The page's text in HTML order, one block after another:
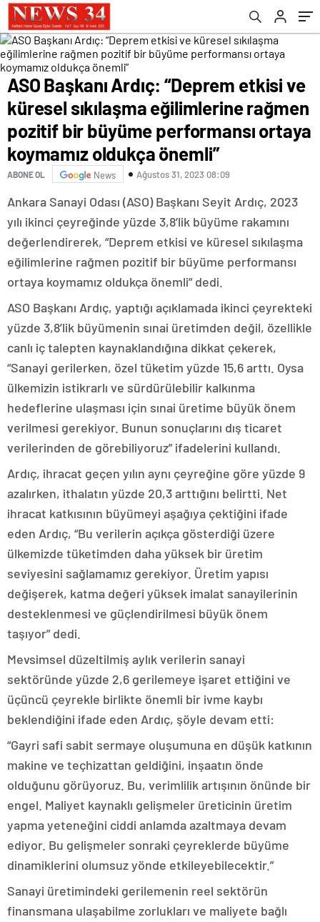
pozitif bir büyüme performansı ortaya
koymamız oldukça önemli”
ASO Başkanı Ardıç: “Deprem etkisi ve
küresel sıkılaşma eğilimlerine rağmen
pozitif bir büyüme performansı ortaya
koymamız oldukça önemli”
ABONE OL News Ağustos 31, 2023 08:09
Ankara Sanayi Odası (ASO) Başkanı Seyit Ardıç, 2023
yılı ikinci çeyreğinde yüzde 3,8’lik büyüme rakamını
değerlendirerek, “Deprem etkisi ve küresel sıkılaşma
eğilimlerine rağmen pozitif bir büyüme performansı
ortaya koymamız oldukça önemli” dedi.
ASO Başkanı Ardıç, yaptığı açıklamada ikinci çeyrekteki
yüzde 3,8’lik büyümenin sınai üretimden değil, özellikle
canlı iç talepten kaynaklandığına dikkat çekerek,
“Sanayi gerilerken, özel tüketim yüzde 15,6 arttı. Oysa
ülkemizin istikrarlı ve sürdürülebilir kalkınma
hedeflerine ulaşması için sınai üretime büyük önem
verilmesi gerekiyor. Bunun sonuçlarını dış ticaret
verilerinden de görebiliyoruz” ifadelerini kullandı.
Ardıç, ihracat geçen yılın aynı çeyreğine göre yüzde 9
azalırken, ithalatın yüzde 20,3 arttığını belirtti. Net
ihracat katkısının büyümeyi aşağıya çektiğini ifade
eden Ardıç, “Bu verilerin açıkça gösterdiği üzere
ülkemizde tüketimden daha yüksek bir üretim
seviyesini sağlamamız gerekiyor. Üretim yapısı
değişerek, katma değeri yüksek imalat sanayilerinin
desteklenmesi ve güçlendirilmesi büyük önem
taşıyor” dedi.
Mevsimsel düzeltilmiş aylık verilerin sanayi
sektöründe yüzde 2,6 gerilemeye işaret ettiğini ve
üçüncü çeyrekle birlikte önemli bir ivme kaybı
beklendiğini ifade eden Ardıç, şöyle devam etti:
“Gayri safi sabit sermaye oluşumuna en düşük katkının
makine ve teçhizattan geldiğini, inşaatın önde
olduğunu görüyoruz. Bu, verimlilik artışının önünde bir
engel. Maliyet kaynaklı gelişmeler üreticinin üretim
yapma yeteneğini ciddi anlamda azaltmaya devam
ediyor. Bu gelişmeler sonraki çeyreklerde büyüme
dinamiklerini olumsuz yönde etkileyebilecektir.”
Sanayi üretimindeki gerilemenin reel sektörün
finansmana ulaşabilme zorlukları ve maliyete bağlı